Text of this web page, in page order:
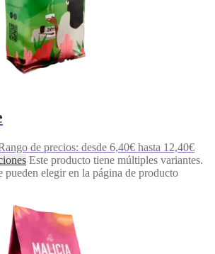
de precios: desde 6,40€ hasta 12,40€
Este producto tiene múltiples variantes.
pueden elegir en la página de producto